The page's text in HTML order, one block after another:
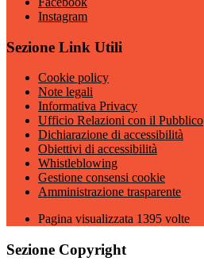
Instagram
Sezione Link Utili
Cookie policy
Note legali
Informativa Privacy
Ufficio Relazioni con il Pubblico
Dichiarazione di accessibilità
Obiettivi di accessibilità
Whistleblowing
Gestione consensi cookie
Amministrazione trasparente
Pagina visualizzata 1395 volte
Sezione Copyright